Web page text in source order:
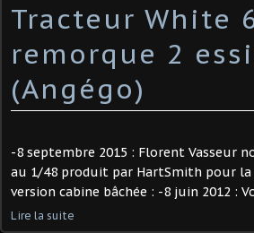
Tracteur White
remorque 2
(Angégo)
-8 septembre 2015 : Florent Vasseur
au 1/48 produit par HartSmith pour la
version cabine bâchée : -8 juin 2012 :
Lire la suite